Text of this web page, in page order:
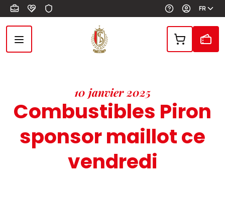
Aller au contenu principal FR
10 janvier 2025
Combustibles Piron
sponsor maillot ce
vendredi